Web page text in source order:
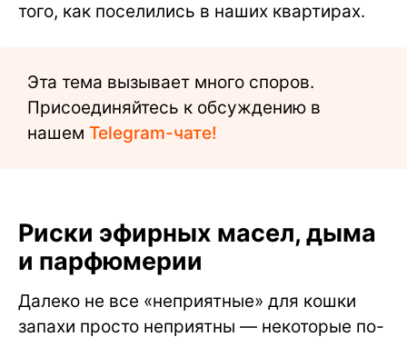
того, как поселились в наших квартирах.
Эта тема вызывает много споров.
Присоединяйтесь к обсуждению в
нашем Telegram-чате!
Риски эфирных масел, дыма
и парфюмерии
Далеко не все «неприятные» для кошки
запахи просто неприятны — некоторые по-